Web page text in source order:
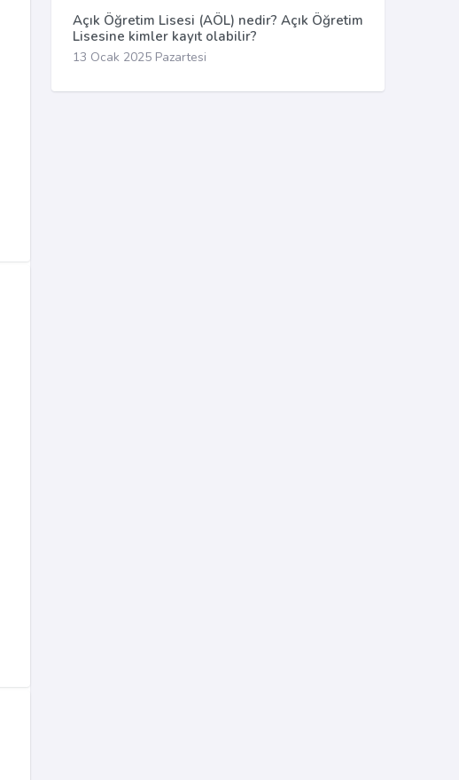
Açık Öğretim Lisesi (AÖL) nedir? Açık Öğretim
Lisesine kimler kayıt olabilir?
13 Ocak 2025 Pazartesi